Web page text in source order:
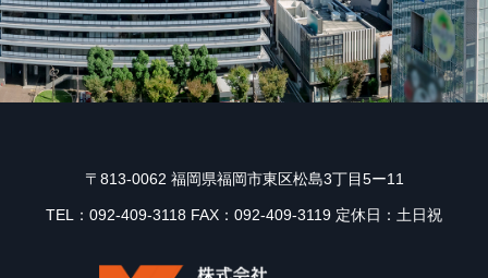
〒813-0062 福岡県福岡市東区松島3丁目5ー11
TEL：092-409-3118 FAX：092-409-3119 定休日：土日祝